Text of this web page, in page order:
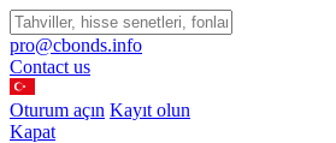
pro@cbonds.info
Contact us
Oturum açın Kayıt olun
Kapat